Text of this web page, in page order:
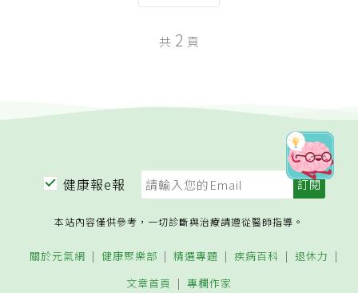
共 2 頁
健康報e報
本站內容僅供參考，一切診斷與治療請遵從醫師指導。
關於元氣網 健康聚樂部 精選專題 疾病百科
退休力
文章首頁
專欄作家